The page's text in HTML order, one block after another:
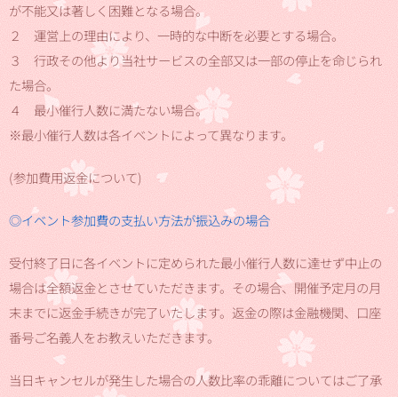
が不能又は著しく困難となる場合。
２ 運営上の理由により、一時的な中断を必要とする場合。
３ 行政その他より当社サービスの全部又は一部の停止を命じられ
た場合。
４ 最小催行人数に満たない場合。
※最小催行人数は各イベントによって異なります。
(参加費用返金について)
◎イベント参加費の支払い方法が振込みの場合
受付終了日に各イベントに定められた最小催行人数に達せず中止の
場合は全額返金とさせていただきます。その場合、開催予定月の月
末までに返金手続きが完了いたします。返金の際は金融機関、口座
番号ご名義人をお教えいただきます。
当日キャンセルが発生した場合の人数比率の乖離についてはご了承